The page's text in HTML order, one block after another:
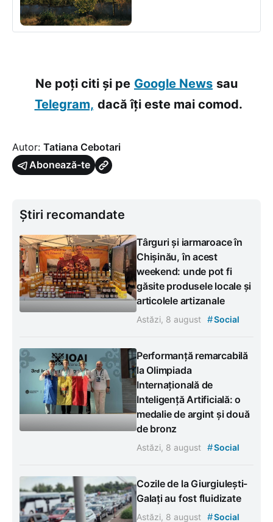
Ne poți citi și pe Google News sau
Telegram, dacă îți este mai comod.
Autor: Tatiana Cebotari
Abonează-te
Știri recomandate
Târguri și iarmaroace în
Chișinău, în acest
weekend: unde pot fi
găsite produsele locale și
articolele artizanale
Astăzi, 8 august #Social
Performanță remarcabilă
la Olimpiada
Internațională de
Inteligență Artificială: o
medalie de argint și două
de bronz
Astăzi, 8 august #Social
Cozile de la Giurgiulești-
Galați au fost fluidizate
Astăzi, 8 august #Social